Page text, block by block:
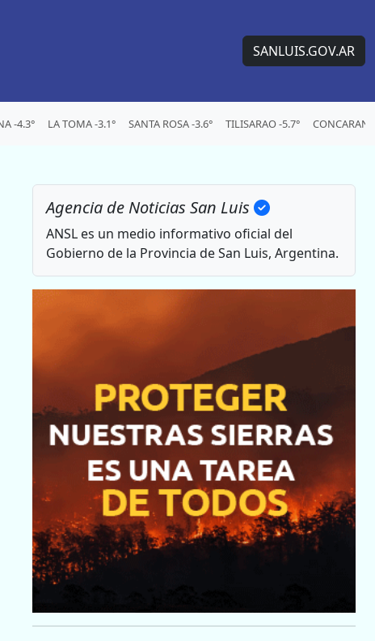
SANLUIS.GOV.AR
-4.3° LA TOMA -3.1° SANTA ROSA -3.6° TILISARAO -5.7° CONCARAN
Agencia de Noticias San Luis
ANSL es un medio informativo oficial del
Gobierno de la Provincia de San Luis, Argentina.